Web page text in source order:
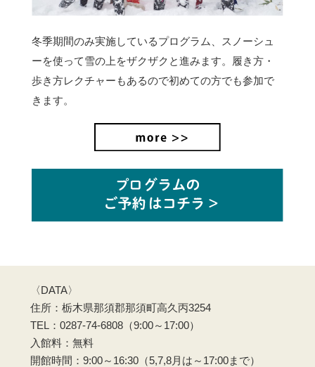
冬季期間のみ実施しているプログラム、スノーシュ
ーを使って雪の上をザクザクと進みます。
履き方・
歩き方レクチャーもあるので初めての方でも参加で
きます。
〈DATA〉
住所：栃木県那須郡那須町高久丙3254
TEL：0287-74-6808（9:00～17:00）
入館料：無料
開館時間：9:00～16:30（5,7,8月は～17:00まで）